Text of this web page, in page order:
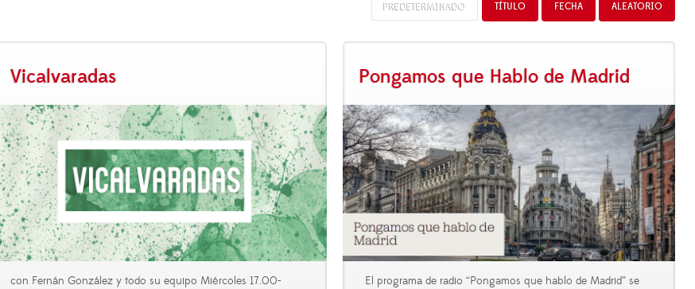
PREDETERMINADO TÍTULO FECHA ALEATORIO
Vicalvaradas
con Fernán González y todo su equipo Miércoles 17.00-
Pongamos que Hablo de Madrid
El programa de radio “Pongamos que hablo de Madrid” se